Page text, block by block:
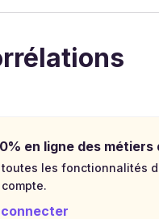
en ligne des métiers
les fonctionnalités